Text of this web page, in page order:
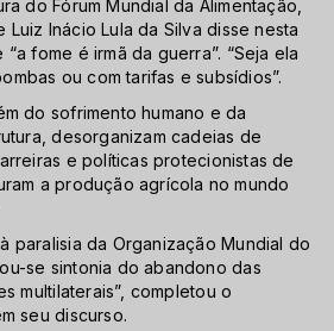
do Fórum Mundial da Alimentação,
Luiz Inácio Lula da Silva disse nesta
fome é irmã da guerra”. “Seja ela
ou com tarifas e subsídios”.
do sofrimento humano e da
desorganizam cadeias de
e políticas protecionistas de
a produção agrícola no mundo
paralisia da Organização Mundial do
se sintonia do abandono das
multilaterais”, completou o
seu discurso.